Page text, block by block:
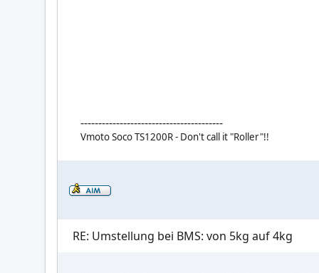
----------------------------------------
Vmoto Soco TS1200R - Don't call it "Roller"!!
RE: Umstellung bei BMS: von 5kg auf 4kg